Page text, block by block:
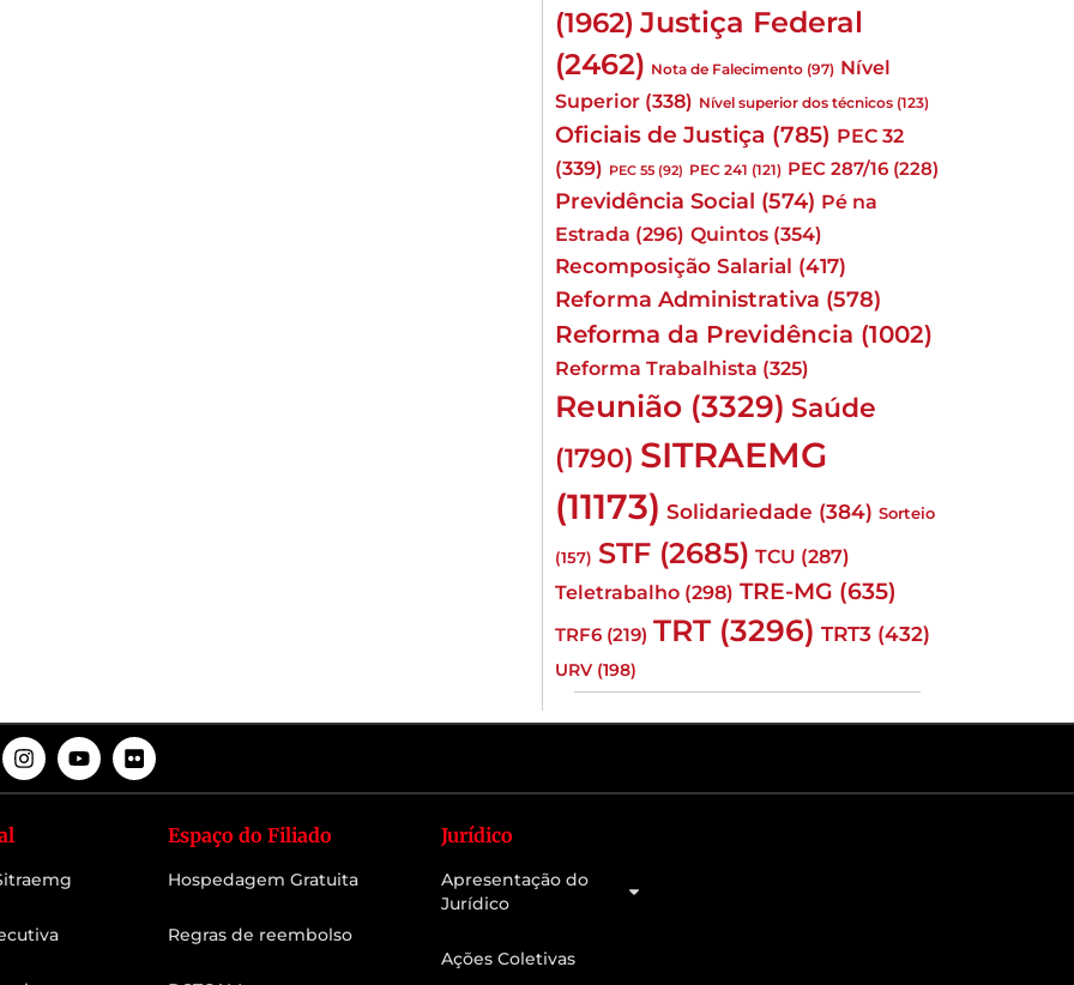
(1962) Justiça Federal
(2462) Nota de Falecimento (97) Nível
Superior (338) Nível superior dos técnicos (123)
Oficiais de Justiça (785) PEC 32
(339) PEC 55 (92) PEC 241 (121) PEC 287/16 (228)
Previdência Social (574) Pé na
Estrada (296) Quintos (354)
Recomposição Salarial (417)
Reforma Administrativa (578)
Reforma da Previdência (1002)
Reforma Trabalhista (325)
Reunião (3329) Saúde
(1790) SITRAEMG
(11173) Solidariedade (384) Sorteio
(157) STF (2685) TCU (287)
Teletrabalho (298) TRE-MG (635)
TRF6 (219) TRT (3296) TRT3 (432)
URV (198)
Espaço do Filiado
Hospedagem Gratuita
Regras de reembolso
Jurídico
Apresentação do
Jurídico
Ações Coletivas